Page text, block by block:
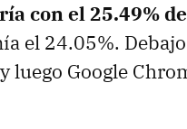
con el 25.49%
el 24.05%.
luego Google